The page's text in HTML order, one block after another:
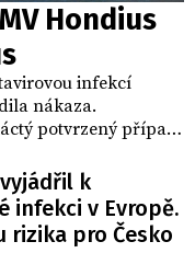
Hondius
infekcí
nákaza.
potvrzený případ,
k
infekci v Evropě.
rizika pro Česko